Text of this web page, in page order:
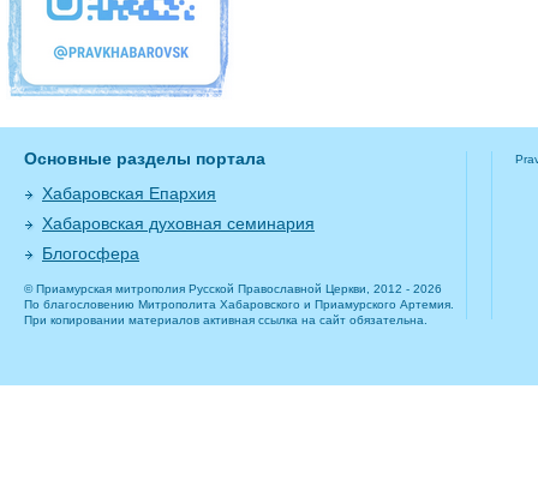
Основные разделы портала
Хабаровская Епархия
Хабаровская духовная семинария
Блогосфера
© Приамурская митрополия Русской Православной Церкви, 2012 - 2026
По благословению Митрополита Хабаровского и Приамурского Артемия.
При копировании материалов активная ссылка на сайт обязательна.